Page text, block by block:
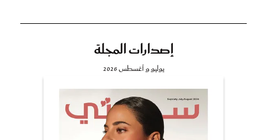
إصدارات المجلة
يوليو و أغسطس 2026